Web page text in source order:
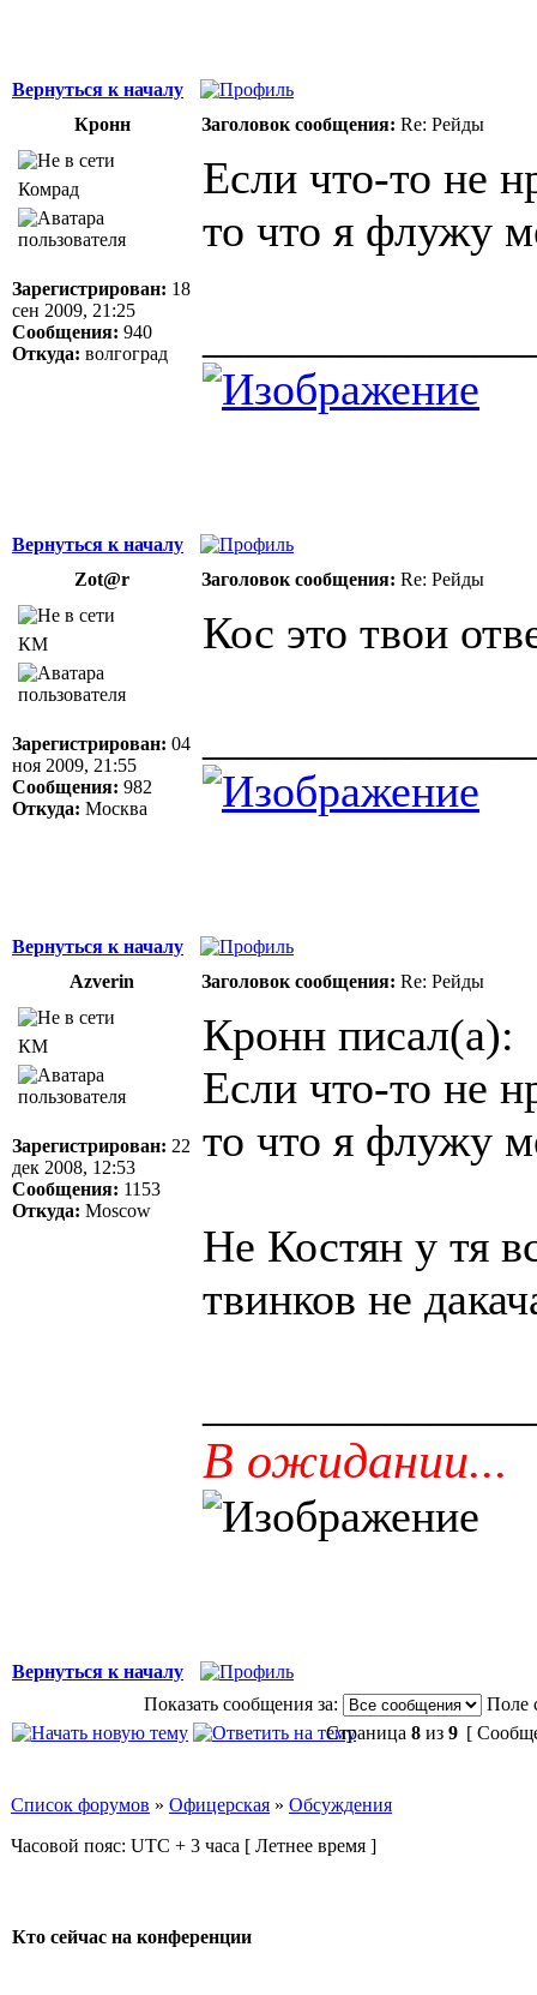
Вернуться к началу
Кронн
Заголовок сообщения: Re: Рейды
Комрад
Зарегистрирован: 18
сен 2009, 21:25
Сообщения: 940
Откуда: волгоград
Если что-то не
то что я флужу
Вернуться к началу
Zot@r
Заголовок сообщения: Re: Рейды
КМ
Зарегистрирован: 04
ноя 2009, 21:55
Сообщения: 982
Откуда: Москва
Кос это твои
Вернуться к началу
Azverin
Заголовок сообщения: Re: Рейды
КМ
Зарегистрирован: 22
дек 2008, 12:53
Сообщения: 1153
Откуда: Moscow
Кронн писал(а):
Если что-то не
то что я флужу
Не Костян у тя
твинков не
В ожидании...
Вернуться к началу
Показать сообщения за:
Поле
Страница 8 из 9 [
Список форумов » Офицерская » Обсуждения
Часовой пояс: UTC + 3 часа [ Летнее время ]
Кто сейчас на конференции